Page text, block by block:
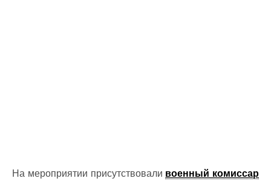
На мероприятии присутствовали военный комиссар